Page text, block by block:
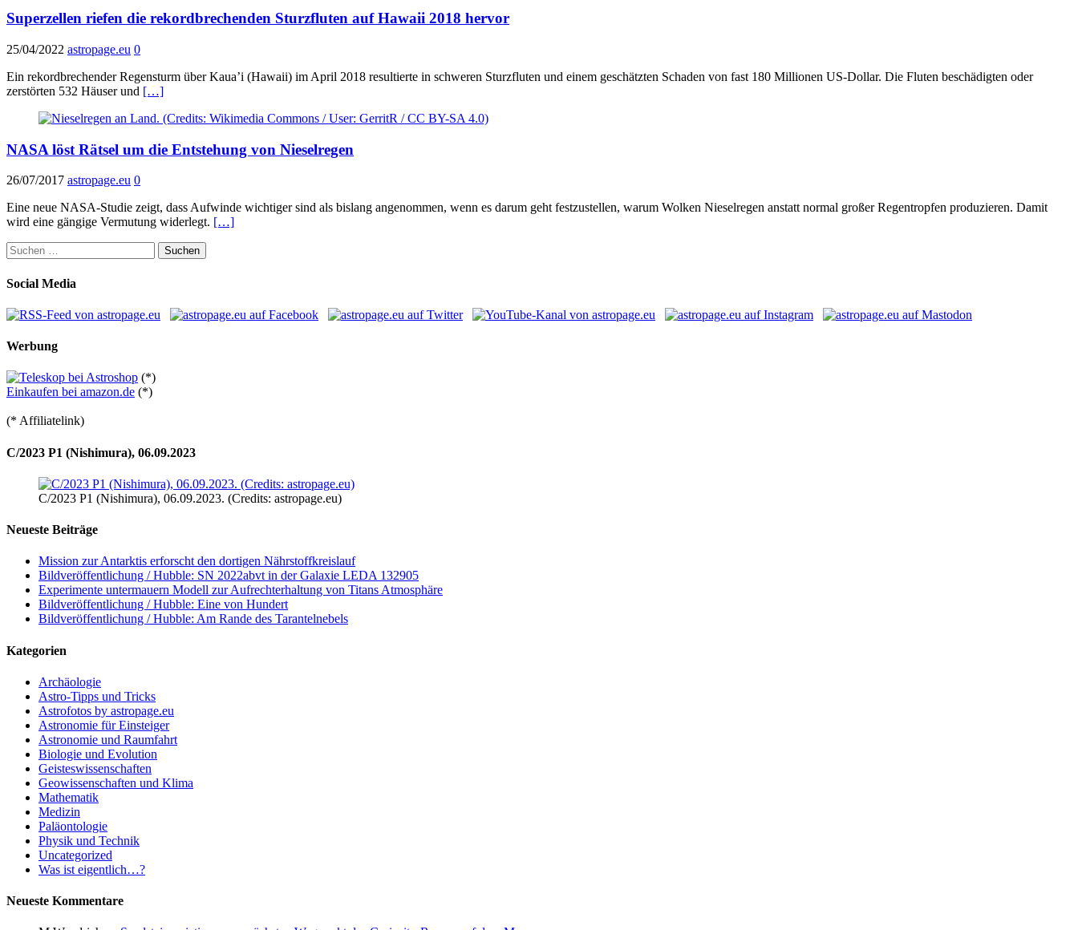
Superzellen riefen die rekordbrechenden Sturzfluten auf Hawaii 2018 hervor
25/04/2022 astropage.eu 0
Ein rekordbrechender Regensturm über Kaua’i (Hawaii) im April 2018 resultierte in schweren Sturzfluten und einem geschätzten Schaden von fast 180 Millionen US-Dollar. Die Fluten beschädigten oder
zerstörten 532 Häuser und […]
NASA löst Rätsel um die Entstehung von Nieselregen
26/07/2017 astropage.eu 0
Eine neue NASA-Studie zeigt, dass Aufwinde wichtiger sind als bislang angenommen, wenn es darum geht festzustellen, warum Wolken Nieselregen anstatt normal großer Regentropfen produzieren. Damit
wird eine gängige Vermutung widerlegt. […]
Suchen
nach:
Social Media
Werbung
(*)
Einkaufen bei amazon.de (*)
(* Affiliatelink)
C/2023 P1 (Nishimura), 06.09.2023
C/2023 P1 (Nishimura), 06.09.2023. (Credits: astropage.eu)
Neueste Beiträge
Mission zur Antarktis erforscht den dortigen Nährstoffkreislauf
Bildveröffentlichung / Hubble: SN 2022abvt in der Galaxie LEDA 132905
Experimente untermauern Modell zur Aufrechterhaltung von Titans Atmosphäre
Bildveröffentlichung / Hubble: Eine von Hundert
Bildveröffentlichung / Hubble: Am Rande des Tarantelnebels
Kategorien
Archäologie
Astro-Tipps und Tricks
Astrofotos by astropage.eu
Astronomie für Einsteiger
Astronomie und Raumfahrt
Biologie und Evolution
Geisteswissenschaften
Geowissenschaften und Klima
Mathematik
Medizin
Paläontologie
Physik und Technik
Uncategorized
Was ist eigentlich…?
Neueste Kommentare